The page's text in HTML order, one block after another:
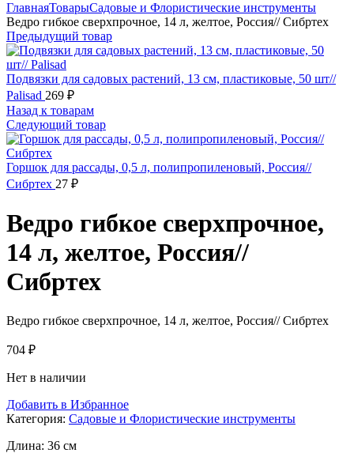
ГлавнаяТоварыСадовые и Флористические инструменты
Ведро гибкое сверхпрочное, 14 л, желтое, Россия// Сибртех
Предыдущий товар
Подвязки для садовых растений, 13 см, пластиковые, 50 шт//
Palisad 269 ₽
Назад к товарам
Следующий товар
Горшок для рассады, 0,5 л, полипропиленовый, Россия//
Сибртех 27 ₽
Ведро гибкое сверхпрочное,
14 л, желтое, Россия//
Сибртех
Ведро гибкое сверхпрочное, 14 л, желтое, Россия// Сибртех
704 ₽
Нет в наличии
Добавить в Избранное
Категория: Садовые и Флористические инструменты
Длина: 36 см